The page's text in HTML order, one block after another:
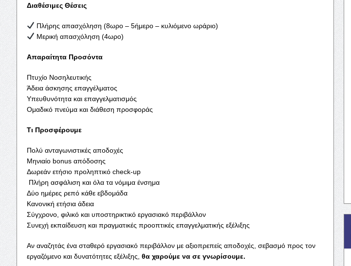
Διαθέσιμες Θέσεις
Πλήρης απασχόληση (8ωρο – 5ήμερο – κυλιόμενο ωράριο)
Μερική απασχόληση (4ωρο)
Απαραίτητα Προσόντα
Πτυχίο Νοσηλευτικής
Άδεια άσκησης επαγγέλματος
Υπευθυνότητα και επαγγελματισμός
Ομαδικό πνεύμα και διάθεση προσφοράς
Τι Προσφέρουμε
Πολύ ανταγωνιστικές αποδοχές
Μηνιαίο bonus απόδοσης
Δωρεάν ετήσιο προληπτικό check-up
️ Πλήρη ασφάλιση και όλα τα νόμιμα ένσημα
Δύο ημέρες ρεπό κάθε εβδομάδα
Κανονική ετήσια άδεια
Σύγχρονο, φιλικό και υποστηρικτικό εργασιακό περιβάλλον
Συνεχή εκπαίδευση και πραγματικές προοπτικές επαγγελματικής εξέλιξης
Αν αναζητάς ένα σταθερό εργασιακό περιβάλλον με αξιοπρεπείς αποδοχές, σεβασμό προς τον
εργαζόμενο και δυνατότητες εξέλιξης, θα χαρούμε να σε γνωρίσουμε.